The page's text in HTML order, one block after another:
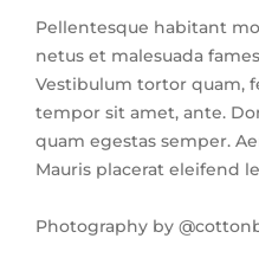
Pellentesque habitant
netus et malesuada
Vestibulum tortor quam,
tempor sit amet, ante.
quam egestas semper.
Mauris placerat eleifend
Photography by